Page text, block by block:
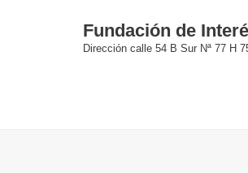
Fundación de
Dirección calle 54 B Sur Nª 77 H